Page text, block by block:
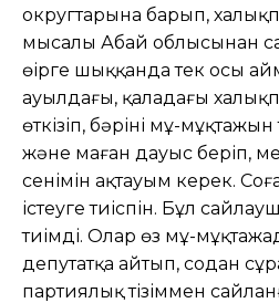
округтарына барып,
мысалы Абай облысынан
өңірге шыққанда тек осы
ауылдағы, қаладағы
өткізіп, бəрінің мұң-
жəне маған дауыс беріп,
сенімін ақтауым керек.
істеуге тиіспін. Бұл
тиімді. Олар өз мұң-
депутатқа айтып, содан
партиялық тізіммен